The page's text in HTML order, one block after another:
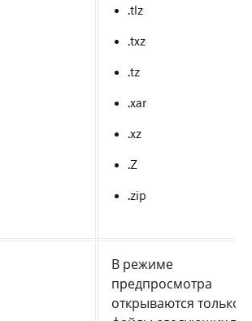
.tlz
.txz
.tz
.xar
.xz
.Z
.zip
В режиме
предпросмотра
открываются только